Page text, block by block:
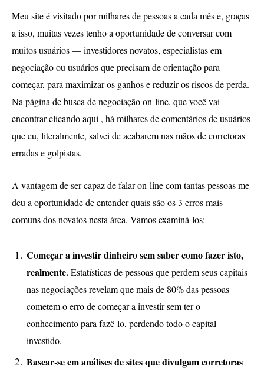
Meu site é visitado por milhares de pessoas a cada mês e, graças
a isso, muitas vezes tenho a oportunidade de conversar com
muitos usuários — investidores novatos, especialistas em
negociação ou usuários que precisam de orientação para
começar, para maximizar os ganhos e reduzir os riscos de perda.
Na página de busca de negociação on-line, que você vai
encontrar clicando aqui , há milhares de comentários de usuários
que eu, literalmente, salvei de acabarem nas mãos de corretoras
erradas e golpistas.
A vantagem de ser capaz de falar on-line com tantas pessoas me
deu a oportunidade de entender quais são os 3 erros mais
comuns dos novatos nesta área. Vamos examiná-los:
Começar a investir dinheiro sem saber como fazer isto,
realmente.Estatísticas de pessoas que perdem seus capitais
nas negociações revelam que mais de 80% das pessoas
cometem o erro de começar a investir sem ter o
conhecimento para fazê-lo, perdendo todo o capital
investido.
Basear-se em análises de sites que divulgam corretoras